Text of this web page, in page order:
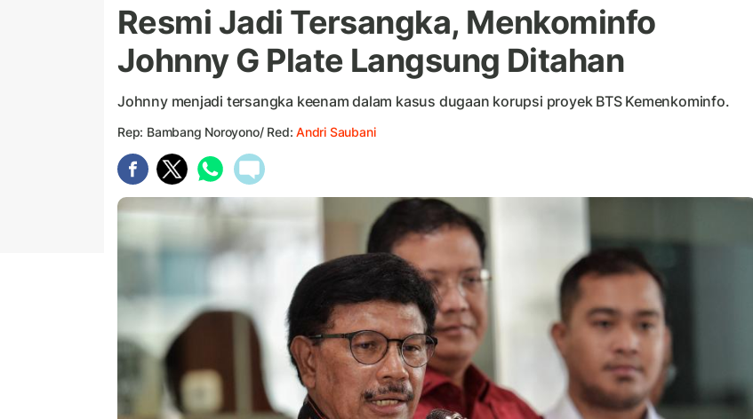
Resmi Jadi Tersangka, Menkominfo
Johnny G Plate Langsung Ditahan
Johnny menjadi tersangka keenam dalam kasus dugaan korupsi proyek BTS Kemenkominfo.
Rep: Bambang Noroyono/ Red:Andri Saubani